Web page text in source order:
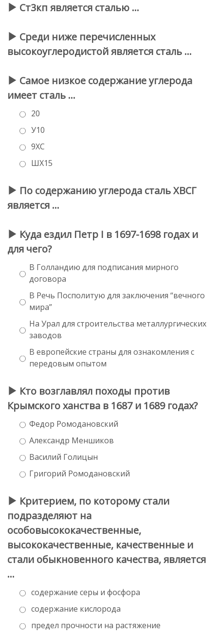
Ст3кп является сталью …
Среди ниже перечисленных
высокоуглеродистой является сталь …
Самое низкое содержание углерода
имеет сталь …
20
У10
9ХС
ШХ15
По содержанию углерода сталь ХВСГ
является …
Куда ездил Петр I в 1697-1698 годах и
для чего?
В Голландию для подписания мирного
договора
В Речь Посполитую для заключения “вечного
мира”
На Урал для строительства металлургических
заводов
В европейские страны для ознакомления с
передовым опытом
Кто возглавлял походы против
Крымского ханства в 1687 и 1689 годах?
Федор Ромодановский
Александр Меншиков
Василий Голицын
Григорий Ромодановский
Критерием, по которому стали
подразделяют на
особовысококачественные,
высококачественные, качественные и
стали обыкновенного качества, является
…
содержание серы и фосфора
содержание кислорода
предел прочности на растяжение